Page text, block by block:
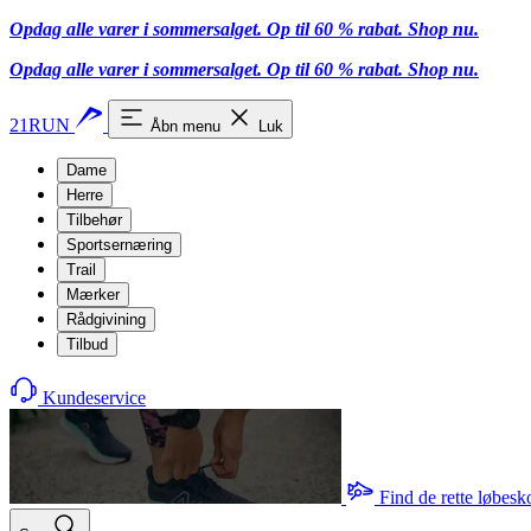
Opdag alle varer i sommersalget. Op til 60 % rabat. Shop nu.
Opdag alle varer i sommersalget. Op til 60 % rabat. Shop nu.
21RUN Åbn menu Luk
Dame
Herre
Tilbehør
Sportsernæring
Trail
Mærker
Rådgivining
Tilbud
Kundeservice
Find de rette